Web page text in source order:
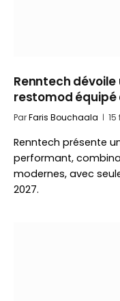
Renntech dévoile
restomod équipé
ParFaris Bouchaala 15
Renntech présente
performant,
modernes, avec
2027.